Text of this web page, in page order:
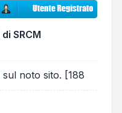
SRCM
noto sito. [188